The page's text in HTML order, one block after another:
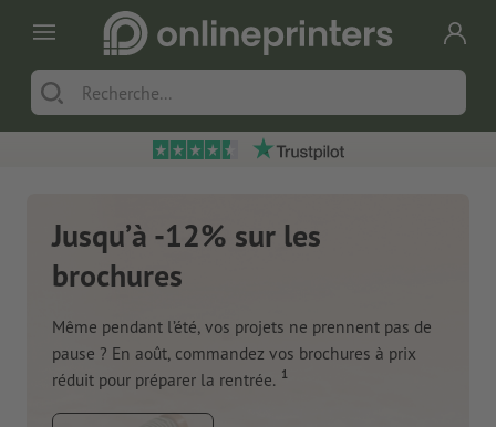
Jusqu’à -12% sur les
brochures
Même pendant l’été, vos projets ne prennent pas de
pause ? En août, commandez vos brochures à prix
réduit pour préparer la rentrée. 1